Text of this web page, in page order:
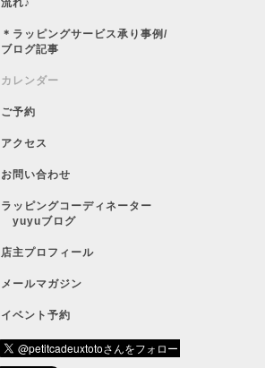
流れ♪
＊ラッピングサービス承り事例/
ブログ記事
カレンダー
ご予約
アクセス
お問い合わせ
ラッピングコーディネーター
yuyuブログ
店主プロフィール
メールマガジン
イベント予約